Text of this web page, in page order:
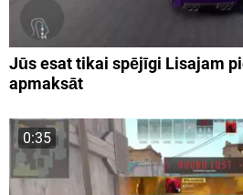
Jūs esat tikai spējīgi Lisajam
apmaksāt
0:35